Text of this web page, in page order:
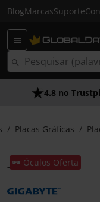
BlogMarcasSuporte
4.8 no
Placas Gráficas
🕶️ Óculos Oferta